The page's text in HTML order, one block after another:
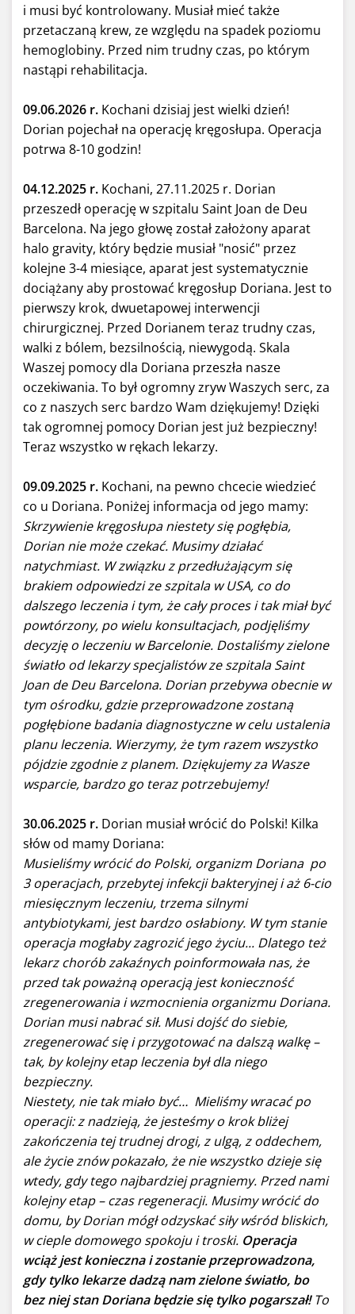
i musi być kontrolowany. Musiał mieć także
przetaczaną krew, ze względu na spadek poziomu
hemoglobiny. Przed nim trudny czas, po którym
nastąpi rehabilitacja.
09.06.2026 r. Kochani dzisiaj jest wielki dzień!
Dorian pojechał na operację kręgosłupa. Operacja
potrwa 8-10 godzin!
04.12.2025 r. Kochani, 27.11.2025 r. Dorian
przeszedł operację w szpitalu Saint Joan de Deu
Barcelona. Na jego głowę został założony aparat
halo gravity, który będzie musiał "nosić" przez
kolejne 3-4 miesiące, aparat jest systematycznie
dociążany aby prostować kręgosłup Doriana. Jest to
pierwszy krok, dwuetapowej interwencji
chirurgicznej. Przed Dorianem teraz trudny czas,
walki z bólem, bezsilnością, niewygodą. Skala
Waszej pomocy dla Doriana przeszła nasze
oczekiwania. To był ogromny zryw Waszych serc, za
co z naszych serc bardzo Wam dziękujemy! Dzięki
tak ogromnej pomocy Dorian jest już bezpieczny!
Teraz wszystko w rękach lekarzy.
09.09.2025 r. Kochani, na pewno chcecie wiedzieć
co u Doriana. Poniżej informacja od jego mamy:
Skrzywienie kręgosłupa niestety się pogłębia,
Dorian nie może czekać. Musimy działać
natychmiast. W związku z przedłużającym się
brakiem odpowiedzi ze szpitala w USA, co do
dalszego leczenia i tym, że cały proces i tak miał być
powtórzony, po wielu konsultacjach, podjęliśmy
decyzję o leczeniu w Barcelonie. Dostaliśmy zielone
światło od lekarzy specjalistów ze szpitala Saint
Joan de Deu Barcelona. Dorian przebywa obecnie w
tym ośrodku, gdzie przeprowadzone zostaną
pogłębione badania diagnostyczne w celu ustalenia
planu leczenia. Wierzymy, że tym razem wszystko
pójdzie zgodnie z planem. Dziękujemy za Wasze
wsparcie, bardzo go teraz potrzebujemy!
30.06.2025 r. Dorian musiał wrócić do Polski! Kilka
słów od mamy Doriana:
Musieliśmy wrócić do Polski, organizm Doriana po
3 operacjach, przebytej infekcji bakteryjnej i aż 6-cio
miesięcznym leczeniu, trzema silnymi
antybiotykami, jest bardzo osłabiony. W tym stanie
operacja mogłaby zagrozić jego życiu... Dlatego też
lekarz chorób zakaźnych poinformowała nas, że
przed tak poważną operacją jest konieczność
zregenerowania i wzmocnienia organizmu Doriana.
Dorian musi nabrać sił. Musi dojść do siebie,
zregenerować się i przygotować na dalszą walkę –
tak, by kolejny etap leczenia był dla niego
bezpieczny.
Niestety, nie tak miało być… Mieliśmy wracać po
operacji: z nadzieją, że jesteśmy o krok bliżej
zakończenia tej trudnej drogi, z ulgą, z oddechem,
ale życie znów pokazało, że nie wszystko dzieje się
wtedy, gdy tego najbardziej pragniemy. Przed nami
kolejny etap – czas regeneracji. Musimy wrócić do
domu, by Dorian mógł odzyskać siły wśród bliskich,
w cieple domowego spokoju i troski. Operacja
wciąż jest konieczna i zostanie przeprowadzona,
gdy tylko lekarze dadzą nam zielone światło, bo
bez niej stan Doriana będzie się tylko pogarszał!To